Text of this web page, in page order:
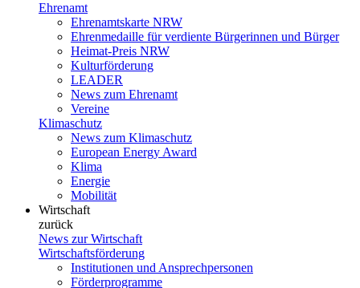
Ehrenamt
Ehrenamtskarte NRW
Ehrenmedaille für verdiente Bürgerinnen und Bürger
Heimat-Preis NRW
Kulturförderung
LEADER
News zum Ehrenamt
Vereine
Klimaschutz
News zum Klimaschutz
European Energy Award
Klima
Energie
Mobilität
Wirtschaft
zurück
News zur Wirtschaft
Wirtschaftsförderung
Institutionen und Ansprechpersonen
Förderprogramme